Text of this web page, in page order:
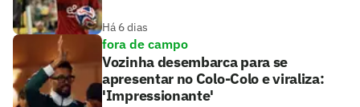
Há 6 dias
fora de campo
Vozinha desembarca para se
apresentar no Colo-Colo e viraliza:
'Impressionante'